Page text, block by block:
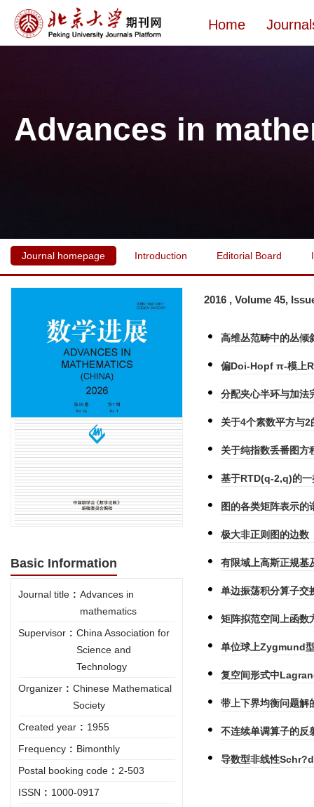
Home
Advances in
Journal homepage Introduction Editorial Board
Basic Information
Journal title : Advances in
mathematics
Supervisor : China Association for
Science and
Technology
Organizer : Chinese Mathematical
Society
Created year : 1955
Frequency : Bimonthly
Postal booking code : 2-503
ISSN : 1000-0917
2016 , Volume 45,
高维丛范畴中的丛倾
偏Doi-Hopf π-模上
分配夹心半环与加法
关于4个素数平方与
关于纯指数丢番图
基于RTD(q-2,q)的
图的各类矩阵表示的
极大非正则图的边数
有限域上高斯正规基
单边振荡积分算子交
矩阵拟范空间上函数
单位球上Zygmund
复空间形式中
带上下界均衡问题
不连续单调算子的反
导数型非线性